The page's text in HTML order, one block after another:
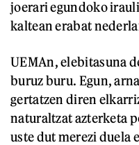
joerari egundoko
kaltean erabat
UEMAn, elebitasuna
buruz buru. Egun,
gertatzen diren
naturaltzat azterketa
uste dut merezi duela